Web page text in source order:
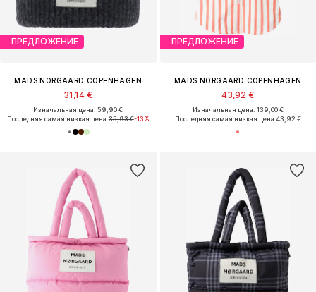
ПРЕДЛОЖЕНИЕ
MADS NORGAARD COPENHAGEN
31,14 €
Изначальная цена: 59,90 €
Последняя самая низкая цена:35,93 €-13%
ПРЕДЛОЖЕНИЕ
MADS NORGAARD COPENHAGEN
43,92 €
Изначальная цена: 139,00 €
Последняя самая низкая цена:43,92 €